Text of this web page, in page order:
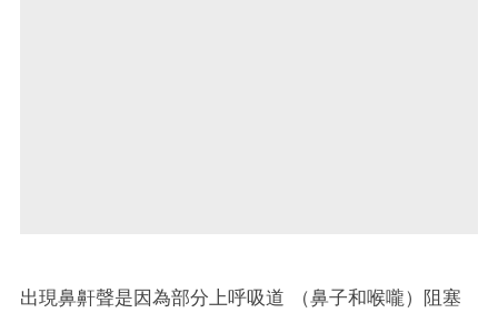
出現鼻鼾聲是因為部分上呼吸道 （鼻子和喉嚨）阻塞